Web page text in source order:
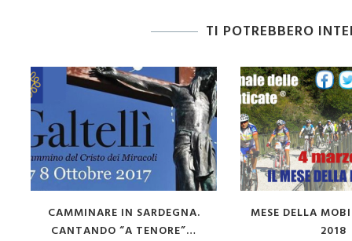
TI POTREBBERO
PRESENTATO IL “LIBRO BIANCO”
DEGLI ITINERARI
I BENI CULTURALI
ROMAGNA